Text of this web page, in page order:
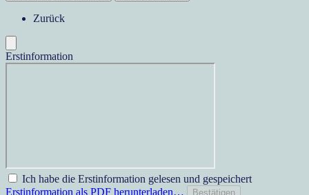
Zurück
Erstinformation
Ich habe die Erstinformation gelesen und gespeichert
Erstinformation als PDF herunterladen…
Bestätigen